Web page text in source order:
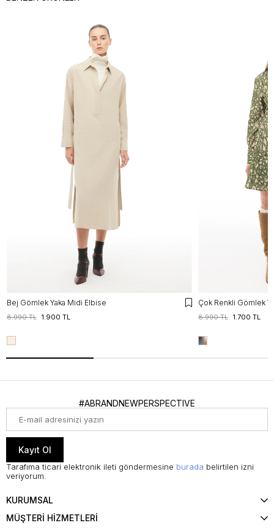
Bej Gömlek Yaka Midi Elbise
1.900 TL
8.990 TL
Çok Renkli Gömlek
1.700 TL
8.990 TL
#ABRANDNEWPERSPECTIVE
Kayıt Ol
Tarafıma ticari elektronik ileti göndermesine burada belirtilen izni
veriyorum.
KURUMSAL
MÜŞTERİ HİZMETLERİ